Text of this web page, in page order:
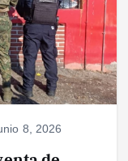
8, 2026